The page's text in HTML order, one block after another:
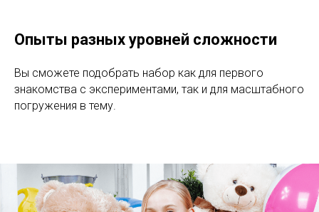
Опыты разных уровней сложности
Вы сможете подобрать набор как для первого
знакомства с экспериментами, так и для масштабного
погружения в тему.